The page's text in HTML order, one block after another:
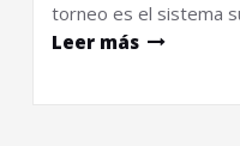
torneo es el sistema
Leer más